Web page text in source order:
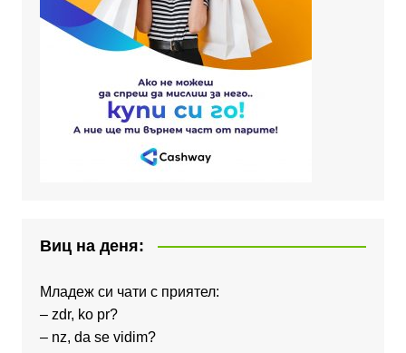
Виц на деня:
Младеж си чати с приятел:
– zdr, ko pr?
– nz, da se vidim?